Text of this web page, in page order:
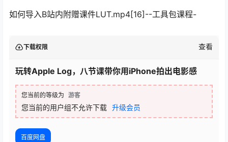
如何导入B站内附赠课件LUT.mp4[16]--工具包课程-
下载权限 查看
玩转Apple Log，八节课带你用iPhone拍出电影感
您当前的等级为 游客
您当前的用户组不允许下载 升级会员
百度网盘